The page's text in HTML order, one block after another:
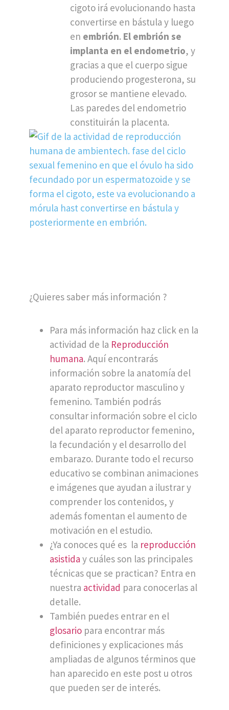
cigoto irá evolucionando hasta
convertirse en bástula y luego
en embrión. El embrión se
implanta en el endometrio, y
gracias a que el cuerpo sigue
produciendo progesterona, su
grosor se mantiene elevado.
Las paredes del endometrio
constituirán la placenta.
¿Quieres saber más información ?
Para más información haz click en la
actividad de la Reproducción
humana. Aquí encontrarás
información sobre la anatomía del
aparato reproductor masculino y
femenino. También podrás
consultar información sobre el ciclo
del aparato reproductor femenino,
la fecundación y el desarrollo del
embarazo. Durante todo el recurso
educativo se combinan animaciones
e imágenes que ayudan a ilustrar y
comprender los contenidos, y
además fomentan el aumento de
motivación en el estudio.
¿Ya conoces qué es la reproducción
asistida y cuáles son las principales
técnicas que se practican? Entra en
nuestra actividad para conocerlas al
detalle.
También puedes entrar en el
glosario para encontrar más
definiciones y explicaciones más
ampliadas de algunos términos que
han aparecido en este post u otros
que pueden ser de interés.